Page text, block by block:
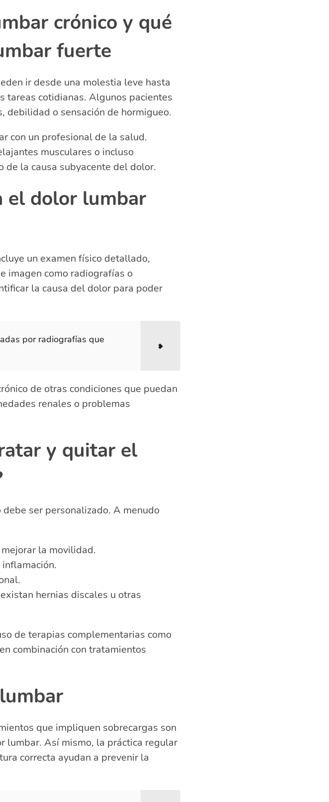
crónico y qué
fuerte
ir desde una molestia leve hasta
tareas cotidianas. Algunos pacientes
debilidad o sensación de hormigueo.
con un profesional de la salud.
musculares o incluso
la causa subyacente del dolor.
el dolor lumbar
un examen físico detallado,
imagen como radiografías o
la causa del dolor para poder
por radiografías que
de otras condiciones que puedan
renales o problemas
y quitar el
ser personalizado. A menudo
la movilidad.
hernias discales u otras
de terapias complementarias como
combinación con tratamientos
que impliquen sobrecargas son
lumbar. Así mismo, la práctica regular
correcta ayudan a prevenir la